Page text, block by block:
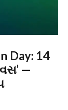
Day: 14
—